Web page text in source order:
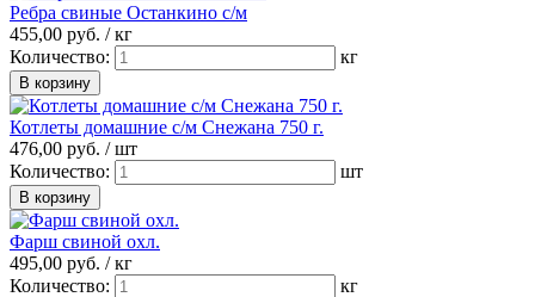
Ребра свиные Останкино с/м
455,00 руб. /кг
Количество:
кг
Котлеты домашние с/м Снежана 750 г.
476,00 руб. /шт
Количество:
шт
Фарш свиной охл.
495,00 руб. /кг
Количество:
кг